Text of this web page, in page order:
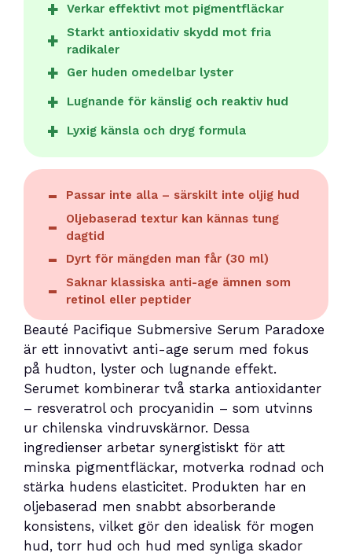
Verkar effektivt mot pigmentfläckar
Starkt antioxidativ skydd mot fria
radikaler
Ger huden omedelbar lyster
Lugnande för känslig och reaktiv hud
Lyxig känsla och dryg formula
Passar inte alla – särskilt inte oljig hud
Oljebaserad textur kan kännas tung
dagtid
Dyrt för mängden man får (30 ml)
Saknar klassiska anti-age ämnen som
retinol eller peptider
Beauté Pacifique Submersive Serum Paradoxe
är ett innovativt anti-age serum med fokus
på hudton, lyster och lugnande effekt.
Serumet kombinerar två starka antioxidanter
– resveratrol och procyanidin – som utvinns
ur chilenska vindruvskärnor. Dessa
ingredienser arbetar synergistiskt för att
minska pigmentfläckar, motverka rodnad och
stärka hudens elasticitet. Produkten har en
oljebaserad men snabbt absorberande
konsistens, vilket gör den idealisk för mogen
hud, torr hud och hud med synliga skador